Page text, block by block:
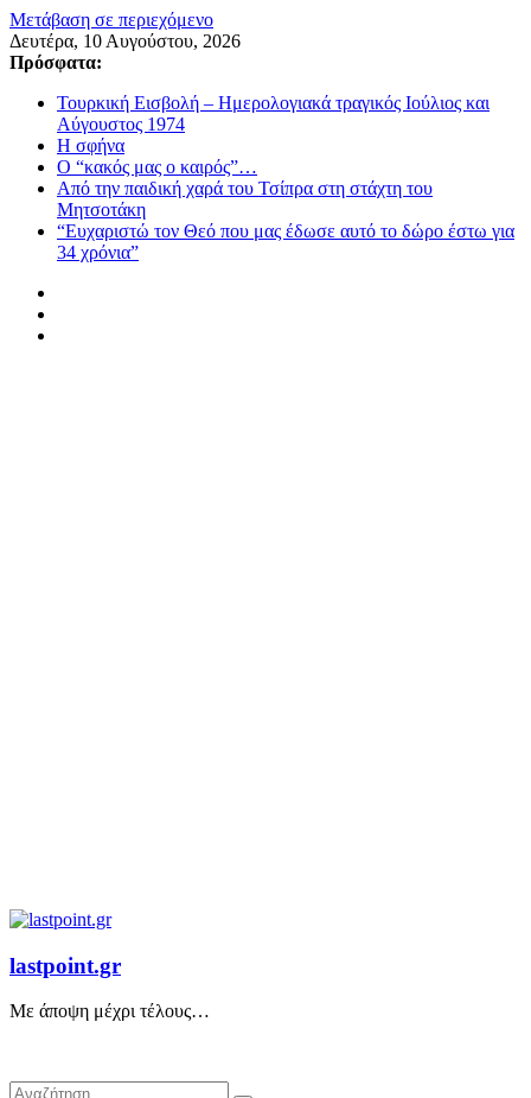
Μετάβαση σε περιεχόμενο
Δευτέρα, 10 Αυγούστου, 2026
Πρόσφατα:
Τουρκική Εισβολή – Ημερολογιακά τραγικός Ιούλιος και
Αύγουστος 1974
Η σφήνα
Ο “κακός μας ο καιρός”…
Από την παιδική χαρά του Τσίπρα στη στάχτη του
Μητσοτάκη
“Ευχαριστώ τον Θεό που μας έδωσε αυτό το δώρο έστω για
34 χρόνια”
lastpoint.gr
Με άποψη μέχρι τέλους…